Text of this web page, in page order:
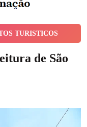
TURISTICOS
de São